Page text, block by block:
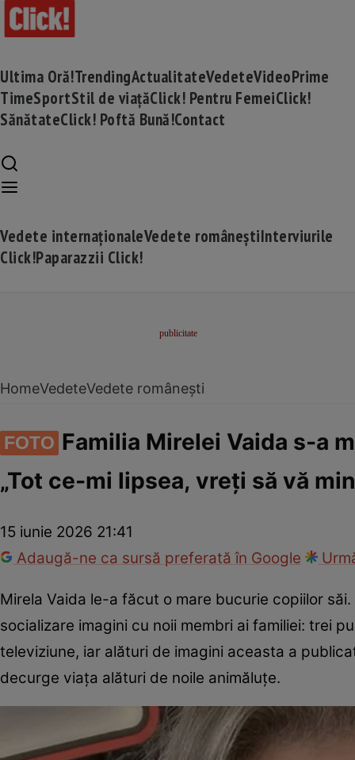
Ultima Oră!TrendingActualitateVedeteVideoPrime
TimeSportStil de viațăClick! Pentru FemeiClick!
SănătateClick! Poftă Bună!Contact
Vedete internaționaleVedete româneștiInterviurile
Click!Paparazzii Click!
HomeVedeteVedete românești
FOTO Familia Mirelei Vaida s-a
„Tot ce-mi lipsea, vreți să vă
15 iunie 2026 21:41
Adaugă-ne ca sursă preferată în Google
Mirela Vaida le-a făcut o mare bucurie copiilor
socializare imagini cu noii membri ai familiei: trei
televiziune, iar alături de imagini aceasta a
decurge viața alături de noile animăluțe.